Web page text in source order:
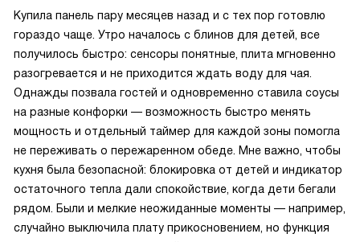
Купила панель пару месяцев назад и с тех пор готовлю
гораздо чаще. Утро началось с блинов для детей, все
получилось быстро: сенсоры понятные, плита мгновенно
разогревается и не приходится ждать воду для чая.
Однажды позвала гостей и одновременно ставила соусы
на разные конфорки — возможность быстро менять
мощность и отдельный таймер для каждой зоны помогла
не переживать о пережаренном обеде. Мне важно, чтобы
кухня была безопасной: блокировка от детей и индикатор
остаточного тепла дали спокойствие, когда дети бегали
рядом. Были и мелкие неожиданные моменты — например,
случайно выключила плату прикосновением, но функция